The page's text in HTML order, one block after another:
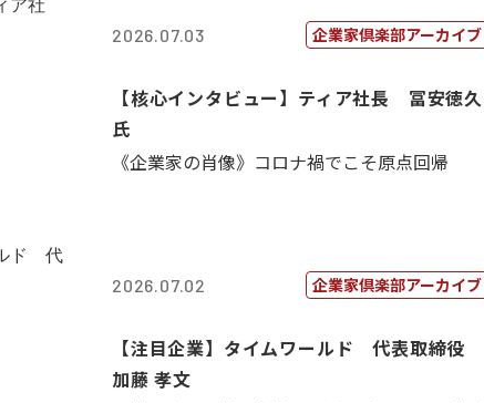
2026.07.03 企業家倶楽部アーカイブ
【核心インタビュー】ティア社長 冨安徳久
氏
《企業家の肖像》コロナ禍でこそ原点回帰
2026.07.02 企業家倶楽部アーカイブ
【注目企業】タイムワールド 代表取締役
加藤 孝文